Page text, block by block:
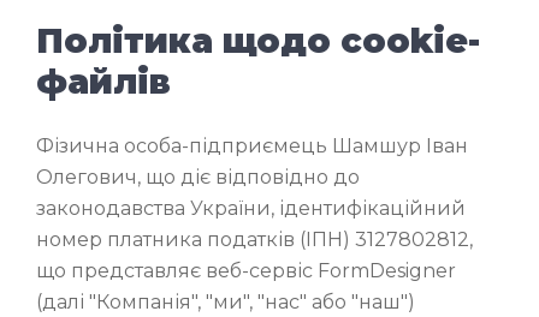
Політика щодо cookie-
файлів
Фізична особа-підприємець Шамшур Іван
Олегович, що діє відповідно до
законодавства України, ідентифікаційний
номер платника податків (ІПН) 3127802812,
що представляє веб-сервіс FormDesigner
(далі "Компанія", "ми", "нас" або "наш")